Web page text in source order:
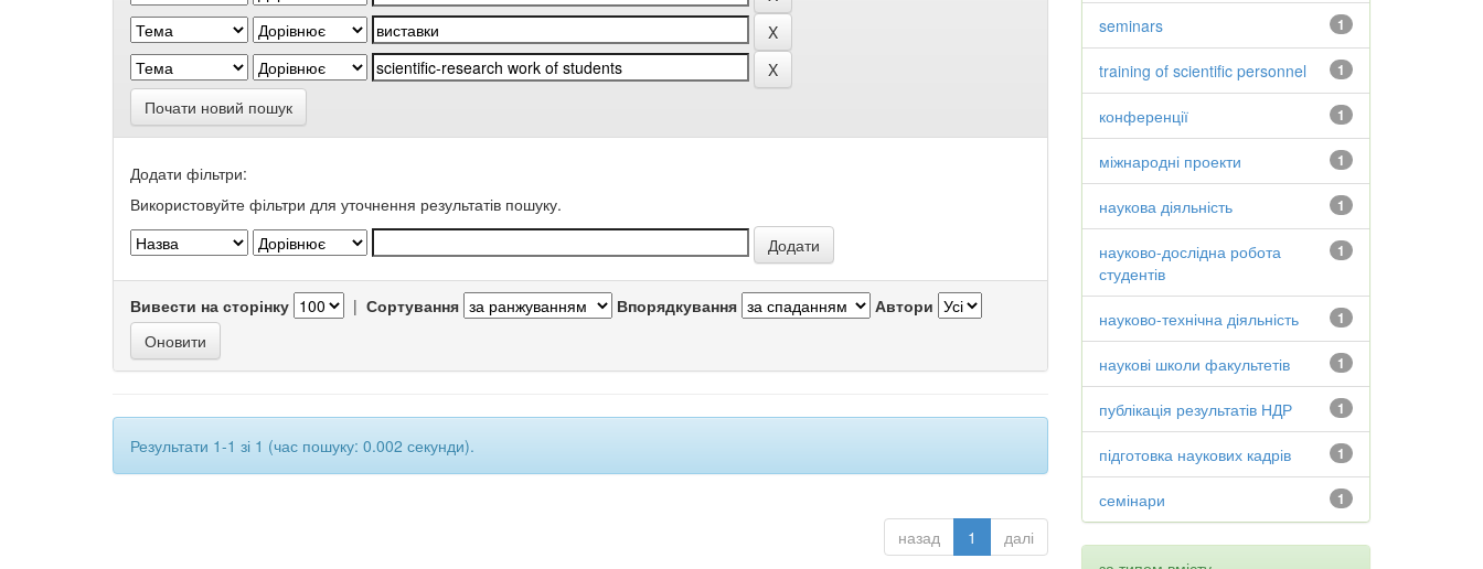
Почати новий пошук
Додати фільтри:
Використовуйте фільтри для уточнення результатів пошуку.
Вивести на сторінку | Сортування Впорядкування Автори
Результати 1-1 зі 1 (час пошуку: 0.002 секунди).
назад 1 далі
1
seminars
1
training of scientific personnel
1
конференції
1
міжнародні проекти
1
наукова діяльність
1
науково-дослідна робота
студентів
1
науково-технічна діяльність
1
наукові школи факультетів
1
публікація результатів НДР
1
підготовка наукових кадрів
1
семінари